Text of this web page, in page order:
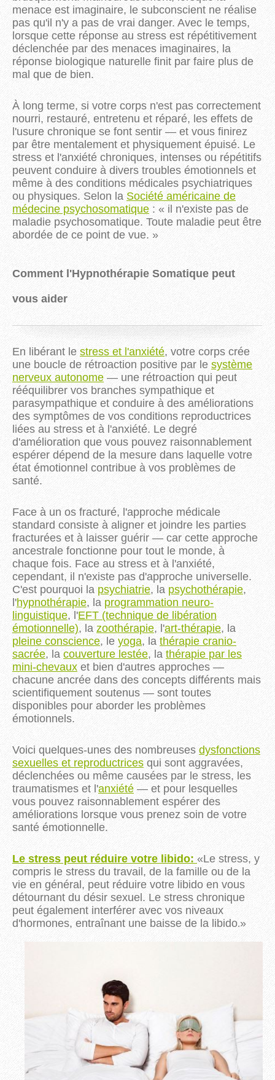
menace est imaginaire, le subconscient ne réalise
pas qu'il n'y a pas de vrai danger. Avec le temps,
lorsque cette réponse au stress est répétitivement
déclenchée par des menaces imaginaires, la
réponse biologique naturelle finit par faire plus de
mal que de bien.
À long terme, si votre corps n'est pas correctement
nourri, restauré, entretenu et réparé, les effets de
l'usure chronique se font sentir — et vous finirez
par être mentalement et physiquement épuisé. Le
stress et l'anxiété chroniques, intenses ou répétitifs
peuvent conduire à divers troubles émotionnels et
même à des conditions médicales psychiatriques
ou physiques. Selon la Société américaine de
médecine psychosomatique : « il n'existe pas de
maladie psychosomatique. Toute maladie peut être
abordée de ce point de vue. »
Comment l'Hypnothérapie Somatique peut
vous aider
En libérant le stress et l'anxiété, votre corps crée
une boucle de rétroaction positive par le système
nerveux autonome — une rétroaction qui peut
rééquilibrer vos branches sympathique et
parasympathique et conduire à des améliorations
des symptômes de vos conditions reproductrices
liées au stress et à l'anxiété. Le degré
d'amélioration que vous pouvez raisonnablement
espérer dépend de la mesure dans laquelle votre
état émotionnel contribue à vos problèmes de
santé.
Face à un os fracturé, l'approche médicale
standard consiste à aligner et joindre les parties
fracturées et à laisser guérir — car cette approche
ancestrale fonctionne pour tout le monde, à
chaque fois. Face au stress et à l'anxiété,
cependant, il n'existe pas d'approche universelle.
C'est pourquoi la psychiatrie, la psychothérapie,
l'hypnothérapie, la programmation neuro-
linguistique, l'EFT (technique de libération
émotionnelle), la zoothérapie, l'art-thérapie, la
pleine conscience, le yoga, la thérapie cranio-
sacrée, la couverture lestée, la thérapie par les
mini-chevaux et bien d'autres approches —
chacune ancrée dans des concepts différents mais
scientifiquement soutenus — sont toutes
disponibles pour aborder les problèmes
émotionnels.
Voici quelques-unes des nombreuses dysfonctions
sexuelles et reproductrices qui sont aggravées,
déclenchées ou même causées par le stress, les
traumatismes et l'anxiété — et pour lesquelles
vous pouvez raisonnablement espérer des
améliorations lorsque vous prenez soin de votre
santé émotionnelle.
Le stress peut réduire votre libido: «Le stress, y
compris le stress du travail, de la famille ou de la
vie en général, peut réduire votre libido en vous
détournant du désir sexuel. Le stress chronique
peut également interférer avec vos niveaux
d'hormones, entraînant une baisse de la libido.»